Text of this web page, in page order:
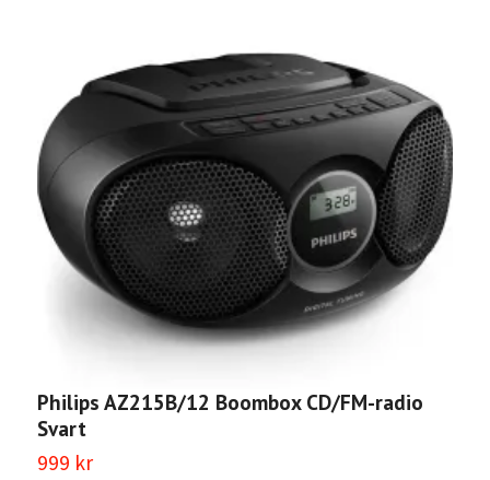
Philips AZ215B/12 Boombox CD/FM-radio
Svart
999 kr